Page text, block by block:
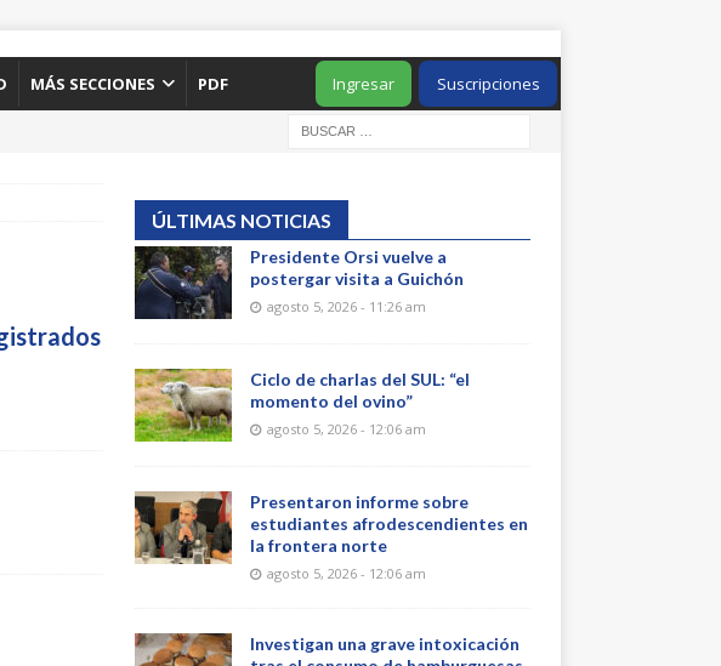
MÁS SECCIONES PDF Suscripciones
Ingresar
ÚLTIMAS NOTICIAS
Presidente Orsi vuelve a
postergar visita a Guichón
agosto 5, 2026 - 11:26 am
Ciclo de charlas del SUL: “el
momento del ovino”
agosto 5, 2026 - 12:06 am
Presentaron informe sobre
estudiantes afrodescendientes en
la frontera norte
agosto 5, 2026 - 12:06 am
Investigan una grave intoxicación